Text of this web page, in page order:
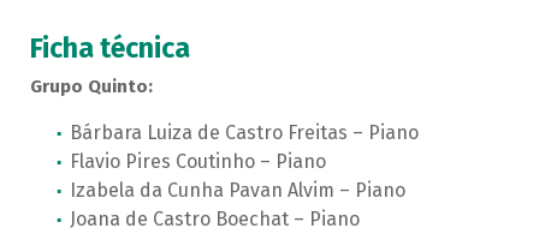
Ficha técnica
Grupo Quinto:
Bárbara Luiza de Castro Freitas – Piano
Flavio Pires Coutinho – Piano
Izabela da Cunha Pavan Alvim – Piano
Joana de Castro Boechat – Piano